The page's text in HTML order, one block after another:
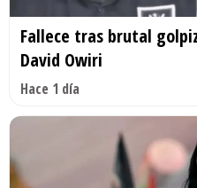
Fallece tras brutal
David Owiri
Hace 1 día